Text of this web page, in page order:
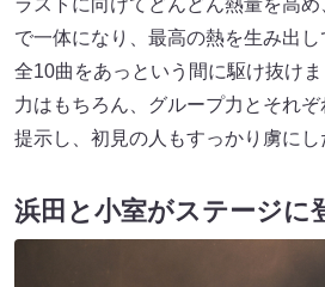
で一体になり、最高の熱を生み出
全10曲をあっという間に駆け抜け
力はもちろん、グループ力とそれ
提示し、初見の人もすっかり虜にし
浜田と小室がステージに